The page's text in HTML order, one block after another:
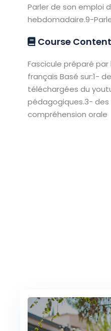
Parler de son emploi
hebdomadaire.9-
Course
Fascicule préparé
français Basé sur:1-
téléchargées du
pédagogiques.3- des
compréhension orale